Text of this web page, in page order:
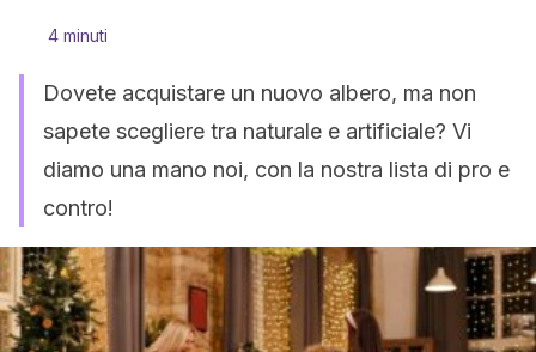
4 minuti
Dovete acquistare un nuovo albero, ma non
sapete scegliere tra naturale e artificiale? Vi
diamo una mano noi, con la nostra lista di pro e
contro!